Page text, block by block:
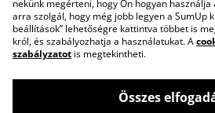
Adatvédelmi
szabályzat
nekünk megérteni, hogy Ön hogyan
arra szolgál, hogy még jobb legyen a SumUp
beállítások” lehetőségre kattintva többet is
król, és szabályozhatja a használatukat. A
szabályzatot is megtekintheti.
Összes